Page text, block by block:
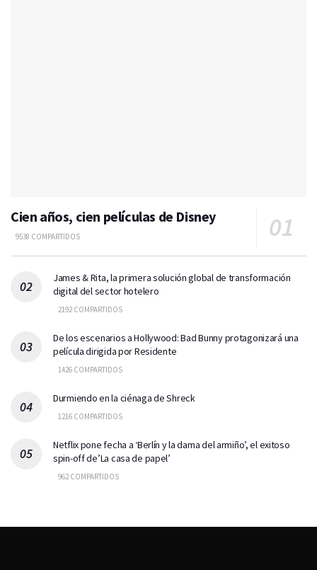
Cien años, cien películas de Disney
9538 COMPARTIDOS
James & Rita, la primera solución global de transformación
digital del sector hotelero
2192 COMPARTIDOS
De los escenarios a Hollywood: Bad Bunny protagonizará una
película dirigida por Residente
1426 COMPARTIDOS
Durmiendo en la ciénaga de Shreck
1216 COMPARTIDOS
Netflix pone fecha a ‘Berlín y la dama del armiño’, el exitoso
spin-off de’La casa de papel’
962 COMPARTIDOS